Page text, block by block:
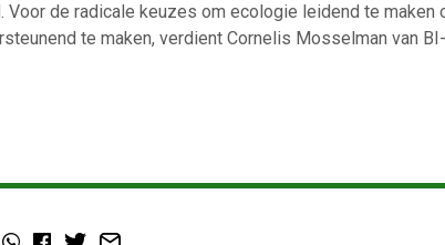
de radicale keuzes om ecologie leidend te maken
te maken, verdient Cornelis Mosselman van